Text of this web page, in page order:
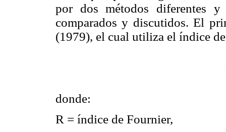
por dos métodos diferentes
comparados y discutidos. El
(1979), el cual utiliza el índice
donde:
R = índice de Fournier,